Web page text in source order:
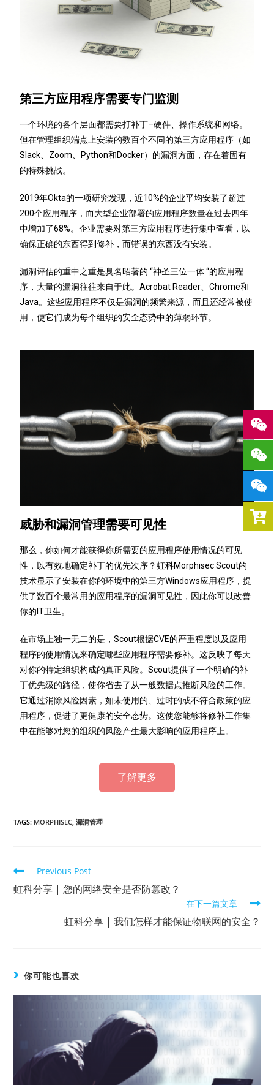
第三方应用程序需要专门监测
一个环境的各个层面都需要打补丁–硬件、操作系统和网络。
但在管理组织端点上安装的数百个不同的第三方应用程序（如
Slack、Zoom、Python和Docker）的漏洞方面，存在着固有
的特殊挑战。
2019年Okta的一项研究发现，近10%的企业平均安装了超过
200个应用程序，而大型企业部署的应用程序数量在过去四年
中增加了68%。企业需要对第三方应用程序进行集中查看，以
确保正确的东西得到修补，而错误的东西没有安装。
漏洞评估的重中之重是臭名昭著的 “神圣三位一体 “的应用程
序，大量的漏洞往往来自于此。Acrobat Reader、Chrome和
Java。这些应用程序不仅是漏洞的频繁来源，而且还经常被使
用，使它们成为每个组织的安全态势中的薄弱环节。
威胁和漏洞管理需要可见性
那么，你如何才能获得你所需要的应用程序使用情况的可见
性，以有效地确定补丁的优先次序？虹科Morphisec Scout的
技术显示了安装在你的环境中的第三方Windows应用程序，提
供了数百个最常用的应用程序的漏洞可见性，因此你可以改善
你的IT卫生。
在市场上独一无二的是，Scout根据CVE的严重程度以及应用
程序的使用情况来确定哪些应用程序需要修补。这反映了每天
对你的特定组织构成的真正风险。Scout提供了一个明确的补
丁优先级的路径，使你省去了从一般数据点推断风险的工作。
它通过消除风险因素，如未使用的、过时的或不符合政策的应
用程序，促进了更健康的安全态势。这使您能够将修补工作集
中在能够对您的组织的风险产生最大影响的应用程序上。
了解更多
TAGS: MORPHISEC, 漏洞管理
Previous Post
虹科分享 | 您的网络安全是否防篡改？
在下一篇文章
虹科分享 | 我们怎样才能保证物联网的安全？
你可能也喜欢